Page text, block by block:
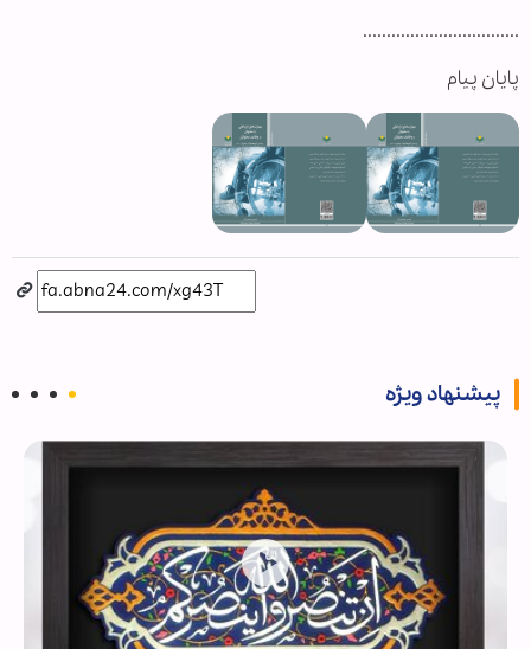
.................................
پایان پیام
پیشنهاد ویژه